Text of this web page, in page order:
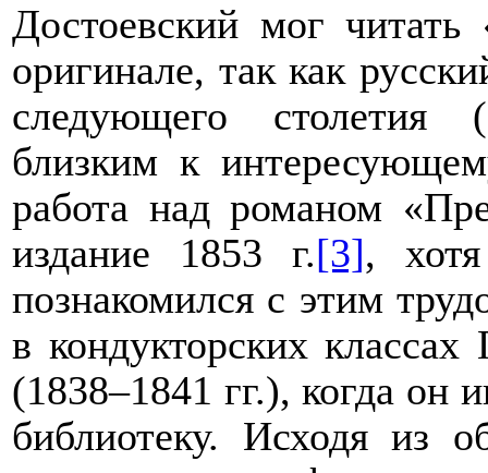
Достоевский мог
оригинале, так как
следующего столетия (
близким к
работа над романом
издание 1853 г.[3],
познакомился с этим
в кондукторских
(1838–1841 гг.), когда он
библиотеку. Исходя из